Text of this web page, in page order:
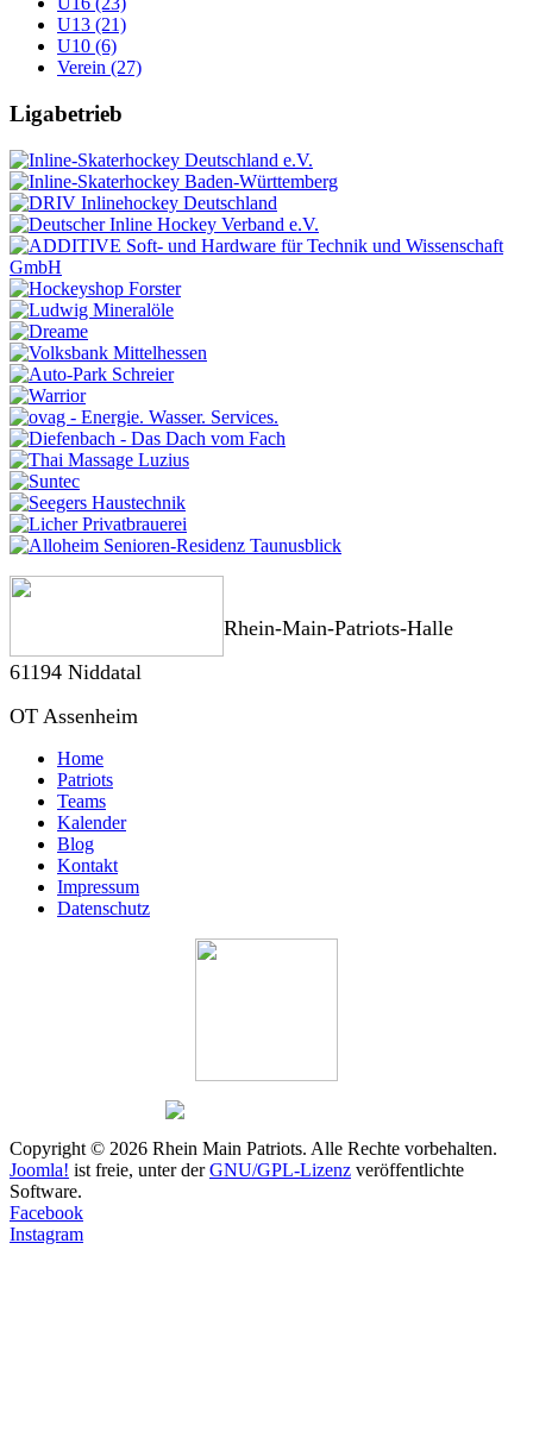
U13 (21)
U10 (6)
Verein (27)
Ligabetrieb
Rhein-Main-Patriots-Halle
61194 Niddatal
OT Assenheim
Home
Patriots
Teams
Kalender
Blog
Kontakt
Impressum
Datenschutz
Copyright © 2026 Rhein Main Patriots. Alle Rechte vorbehalten.
Joomla! ist freie, unter derGNU/GPL-Lizenz veröffentlichte
Software.
Facebook
Instagram